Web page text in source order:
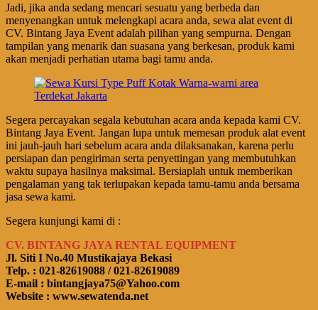
Jadi, jika anda sedang mencari sesuatu yang berbeda dan
menyenangkan untuk melengkapi acara anda, sewa alat event di
CV. Bintang Jaya Event adalah pilihan yang sempurna. Dengan
tampilan yang menarik dan suasana yang berkesan, produk kami
akan menjadi perhatian utama bagi tamu anda.
Segera percayakan segala kebutuhan acara anda kepada kami CV.
Bintang Jaya Event. Jangan lupa untuk memesan produk alat event
ini jauh-jauh hari sebelum acara anda dilaksanakan, karena perlu
persiapan dan pengiriman serta penyettingan yang membutuhkan
waktu supaya hasilnya maksimal. Bersiaplah untuk memberikan
pengalaman yang tak terlupakan kepada tamu-tamu anda bersama
jasa sewa kami.
Segera kunjungi kami di :
CV. BINTANG JAYA RENTAL EQUIPMENT
Jl. Siti I No.40 Mustikajaya Bekasi
Telp. : 021-82619088 / 021-82619089
E-mail : bintangjaya75@Yahoo.com
Website : www.sewatenda.net